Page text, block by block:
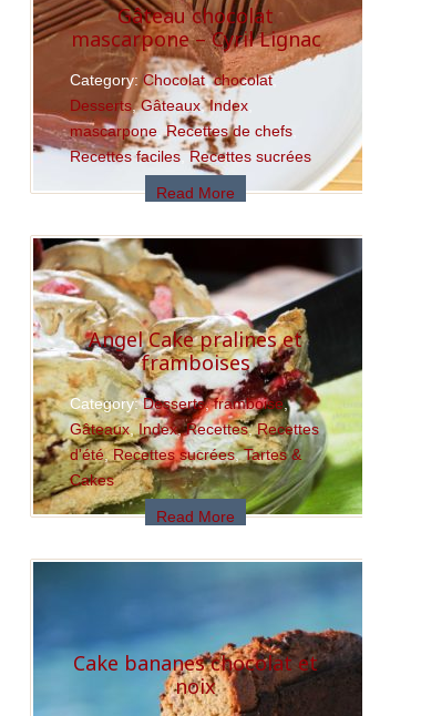
Gâteau chocolat
mascarpone – Cyril Lignac
Category:Chocolat,chocolat,
Desserts,Gâteaux,Index,
mascarpone,Recettes de chefs,
Recettes faciles,Recettes sucrées
Read More
Angel Cake pralines et
framboises
Category:Desserts,framboise,
Gâteaux,Index,Recettes,Recettes
d'été,Recettes sucrées,Tartes &
Cakes
Read More
Cake bananes chocolat et
noix